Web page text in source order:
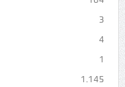
3
4
1
1.145